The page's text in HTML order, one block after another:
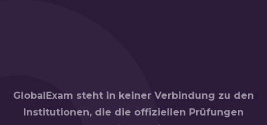
GlobalExam steht in keiner Verbindung zu den
Institutionen, die die offiziellen Prüfungen